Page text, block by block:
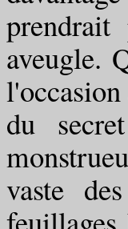
aveugle.
du
vaste